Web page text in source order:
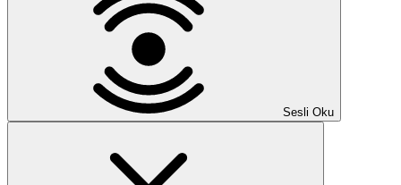
Sesli Oku